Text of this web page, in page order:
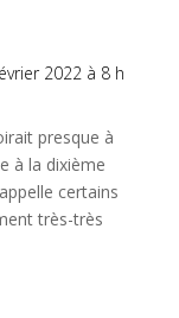
2022 à 8 h
presque à
à la dixième
certains
très-très